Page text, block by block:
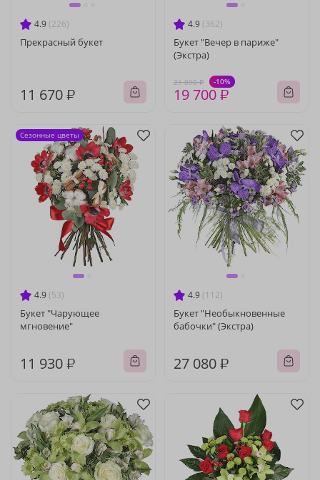
4.9 (226)
Прекрасный букет
11 670 ₽
4.9 (362)
Букет "Вечер в париже"
(Экстра)
21 890 ₽ -10%
19 700 ₽
4.9 (53)
Букет "Чарующее
мгновение"
11 930 ₽
Сезонные цветы
4.9 (112)
Букет "Необыкновенные
бабочки" (Экстра)
27 080 ₽